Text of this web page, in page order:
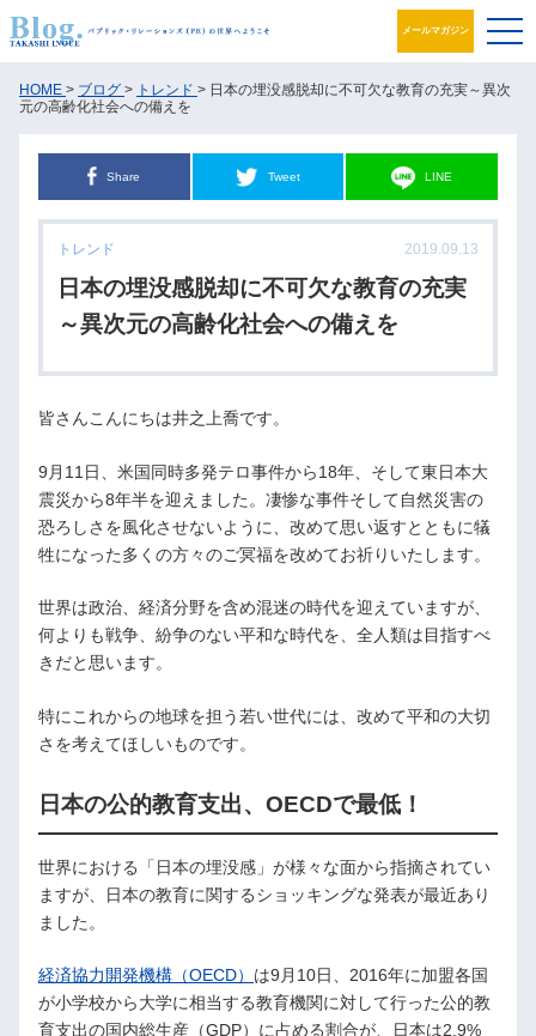
メールマガジン
ブログ
パブリック・リレーションズとは
アカデミック活動
井之上PRグループ
書籍
お問合せ
HOME > ブログ > トレンド > 日本の埋没感脱却に不可欠な教育の充実～異次
元の高齢化社会への備えを
Share Tweet LINE
トレンド 2019.09.13
日本の埋没感脱却に不可欠な教育の充実
～異次元の高齢化社会への備えを
皆さんこんにちは井之上喬です。
9月11日、米国同時多発テロ事件から18年、そして東日本大
震災から8年半を迎えました。凄惨な事件そして自然災害の
恐ろしさを風化させないように、改めて思い返すとともに犠
牲になった多くの方々のご冥福を改めてお祈りいたします。
世界は政治、経済分野を含め混迷の時代を迎えていますが、
何よりも戦争、紛争のない平和な時代を、全人類は目指すべ
きだと思います。
特にこれからの地球を担う若い世代には、改めて平和の大切
さを考えてほしいものです。
日本の公的教育支出、OECDで最低！
世界における「日本の埋没感」が様々な面から指摘されてい
ますが、日本の教育に関するショッキングな発表が最近あり
ました。
経済協力開発機構（OECD） は9月10日、2016年に加盟各国
が小学校から大学に相当する教育機関に対して行った公的教
育支出の国内総生産（GDP）に占める割合が、日本は2.9%